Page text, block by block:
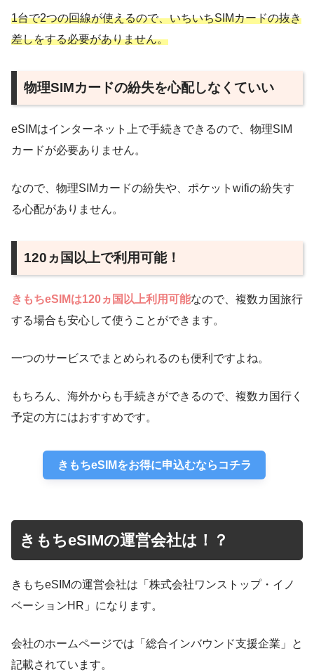
1台で2つの回線が使えるので、いちいちSIMカードの抜き
差しをする必要がありません。
物理SIMカードの紛失を心配しなくていい
eSIMはインターネット上で手続きできるので、物理SIM
カードが必要ありません。
なので、物理SIMカードの紛失や、ポケットwifiの紛失す
る心配がありません。
120ヵ国以上で利用可能！
きもちeSIMは120ヵ国以上利用可能なので、複数カ国旅行
する場合も安心して使うことができます。
一つのサービスでまとめられるのも便利ですよね。
もちろん、海外からも手続きができるので、複数カ国行く
予定の方にはおすすめです。
きもちeSIMをお得に申込むならコチラ
きもちeSIMの運営会社は！？
きもちeSIMの運営会社は「株式会社ワンストップ・イノ
ベーションHR」になります。
会社のホームページでは「総合インバウンド支援企業」と
記載されています。